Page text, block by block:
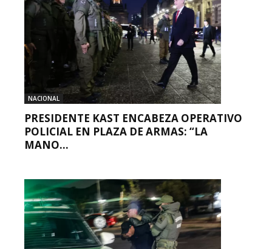
NACIONAL
PRESIDENTE KAST ENCABEZA OPERATIVO
POLICIAL EN PLAZA DE ARMAS: “LA
MANO...